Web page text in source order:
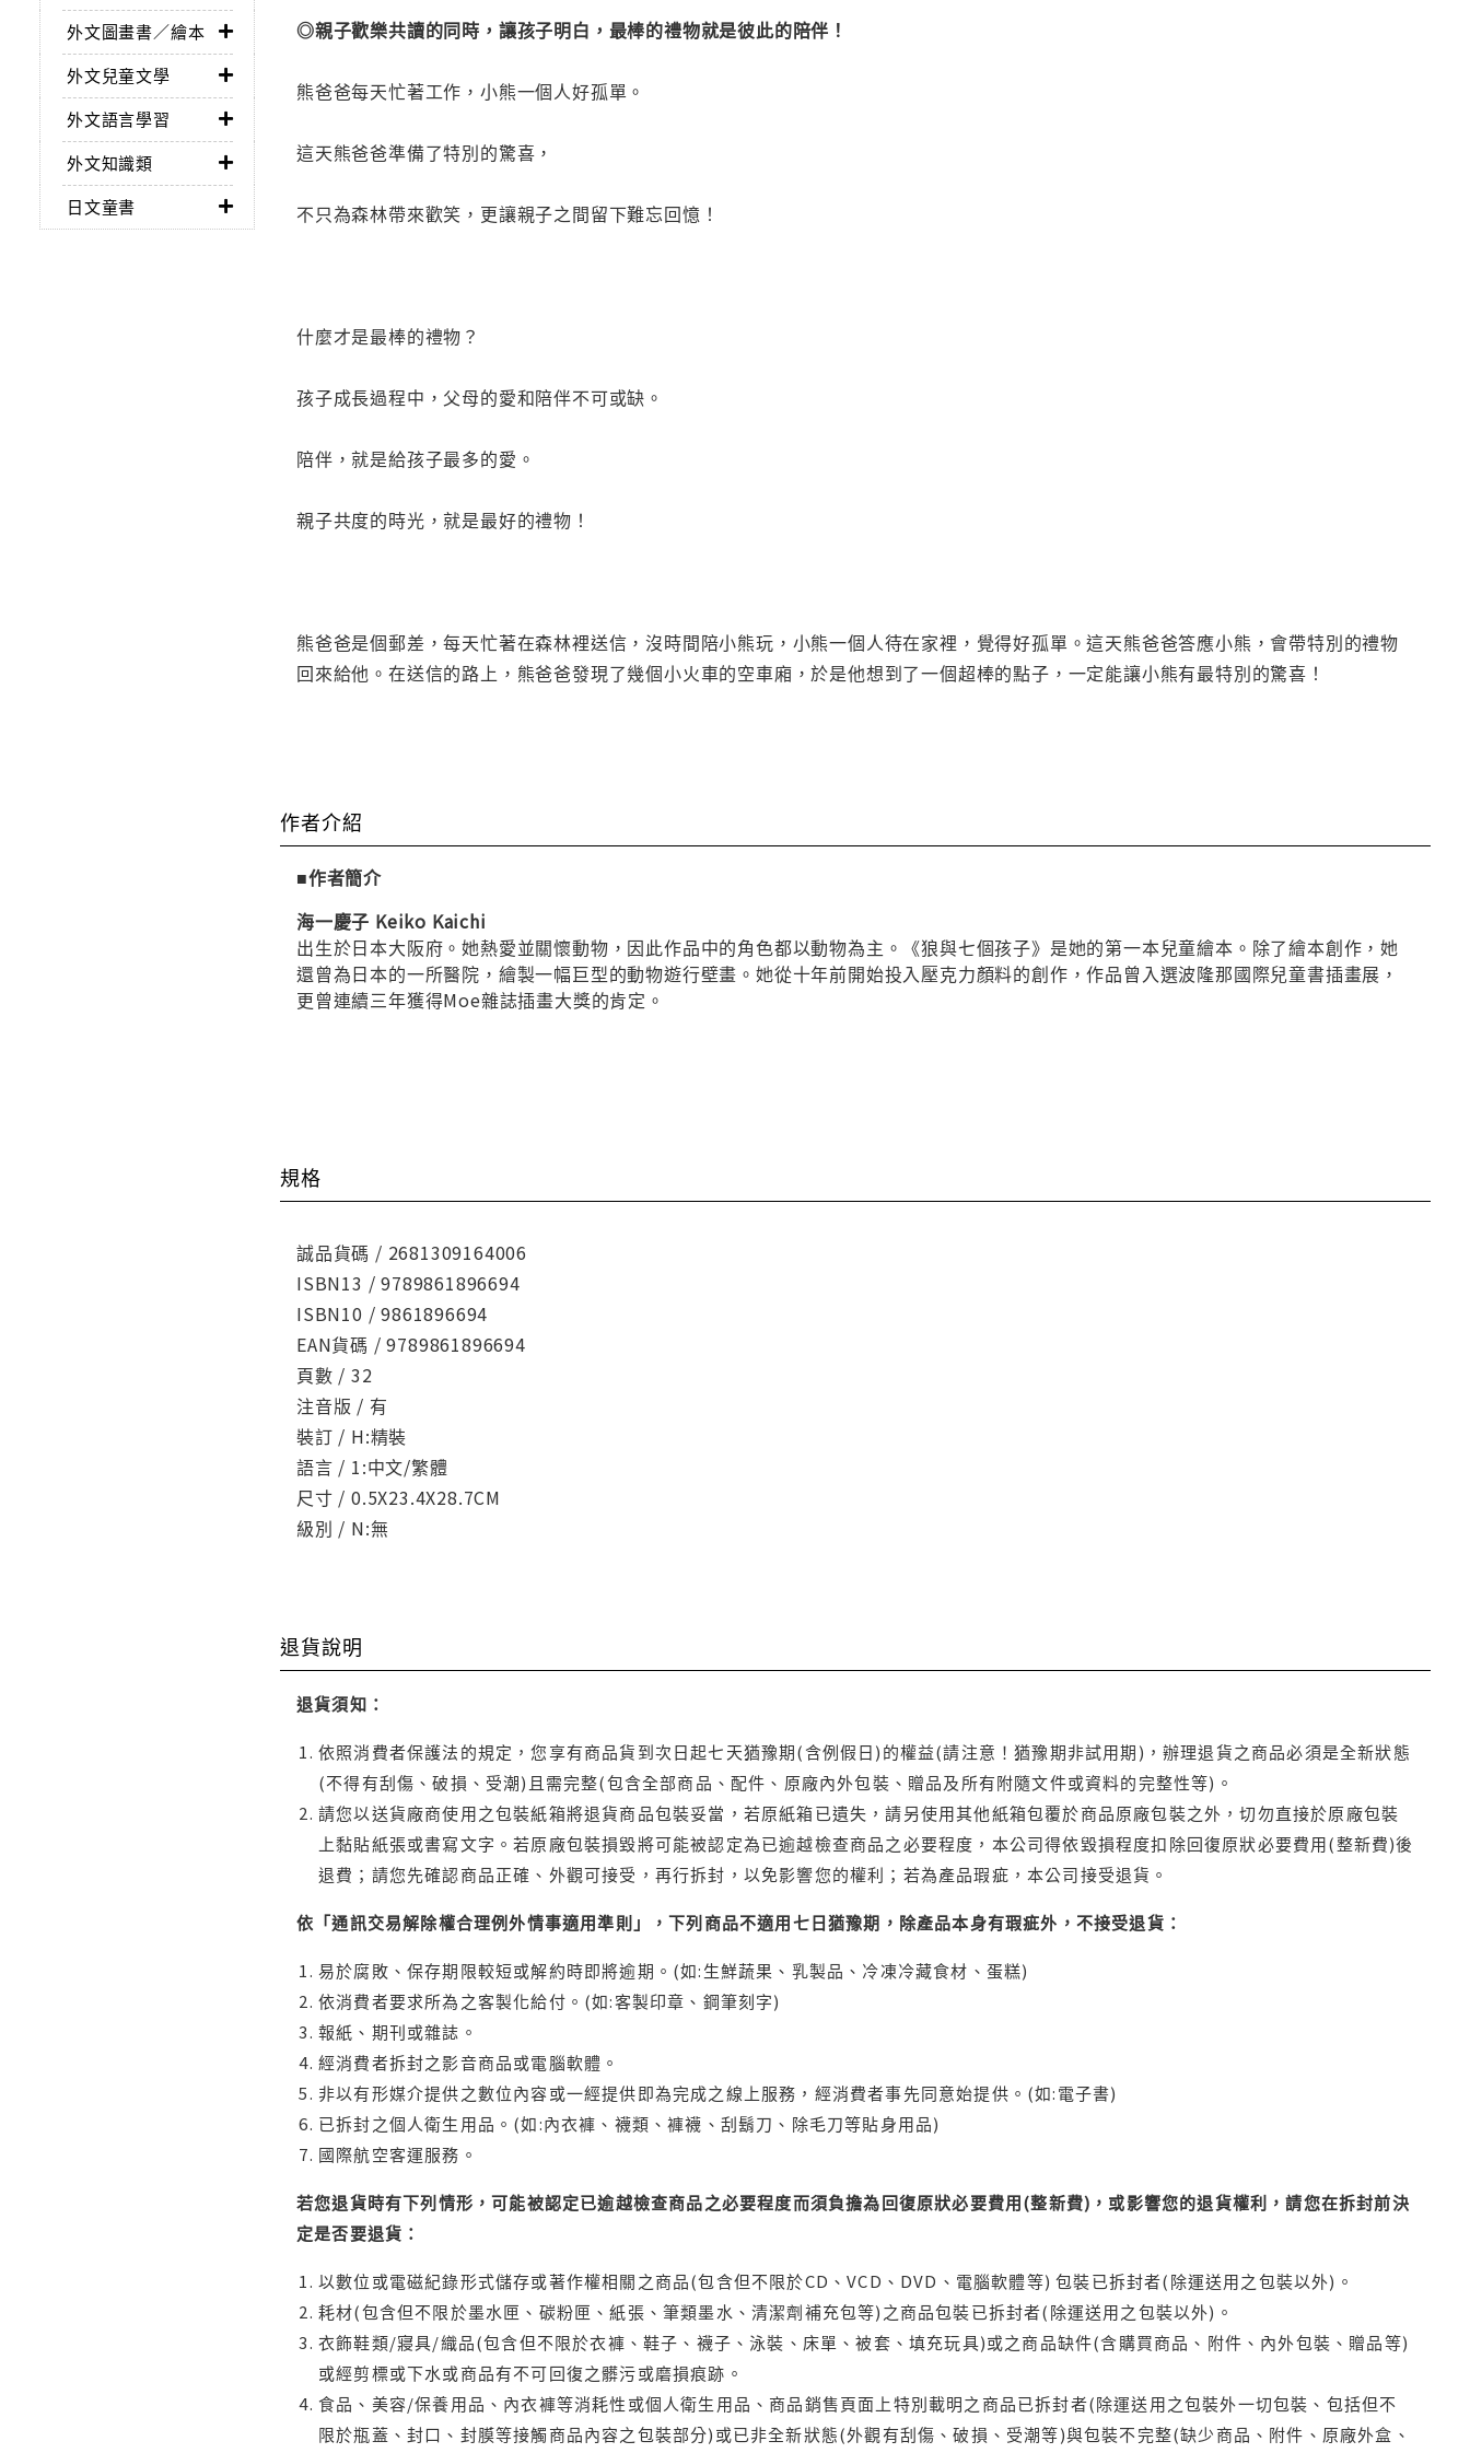
外文圖畫書／繪本
外文兒童文學
外文語言學習
外文知識類
日文童書
◎親子歡樂共讀的同時，讓孩子明白，最棒的禮物就是彼此的陪伴！
熊爸爸每天忙著工作，小熊一個人好孤單。
這天熊爸爸準備了特別的驚喜，
不只為森林帶來歡笑，更讓親子之間留下難忘回憶！
什麼才是最棒的禮物？
孩子成長過程中，父母的愛和陪伴不可或缺。
陪伴，就是給孩子最多的愛。
親子共度的時光，就是最好的禮物！
熊爸爸是個郵差，每天忙著在森林裡送信，沒時間陪小熊玩，小熊一個人待在家裡，覺得好孤單。這天熊爸爸答應小熊，會帶特別的禮物
回來給他。在送信的路上，熊爸爸發現了幾個小火車的空車廂，於是他想到了一個超棒的點子，一定能讓小熊有最特別的驚喜！
作者介紹
■作者簡介
海一慶子 Keiko Kaichi
出生於日本大阪府。她熱愛並關懷動物，因此作品中的角色都以動物為主。《狼與七個孩子》是她的第一本兒童繪本。除了繪本創作，她
還曾為日本的一所醫院，繪製一幅巨型的動物遊行壁畫。她從十年前開始投入壓克力顏料的創作，作品曾入選波隆那國際兒童書插畫展，
更曾連續三年獲得Moe雜誌插畫大獎的肯定。
規格
誠品貨碼 / 2681309164006
ISBN13 / 9789861896694
ISBN10 / 9861896694
EAN貨碼 / 9789861896694
頁數 / 32
注音版 / 有
裝訂 / H:精裝
語言 / 1:中文/繁體
尺寸 / 0.5X23.4X28.7CM
級別 / N:無
退貨說明
退貨須知：
依照消費者保護法的規定，您享有商品貨到次日起七天猶豫期(含例假日)的權益(請注意！猶豫期非試用期)，辦理退貨之商品必須是全新狀態
(不得有刮傷、破損、受潮)且需完整(包含全部商品、配件、原廠內外包裝、贈品及所有附隨文件或資料的完整性等)。
請您以送貨廠商使用之包裝紙箱將退貨商品包裝妥當，若原紙箱已遺失，請另使用其他紙箱包覆於商品原廠包裝之外，切勿直接於原廠包裝
上黏貼紙張或書寫文字。若原廠包裝損毀將可能被認定為已逾越檢查商品之必要程度，本公司得依毀損程度扣除回復原狀必要費用(整新費)後
退費；請您先確認商品正確、外觀可接受，再行拆封，以免影響您的權利；若為產品瑕疵，本公司接受退貨。
依「通訊交易解除權合理例外情事適用準則」，下列商品不適用七日猶豫期，除產品本身有瑕疵外，不接受退貨：
易於腐敗、保存期限較短或解約時即將逾期。(如:生鮮蔬果、乳製品、冷凍冷藏食材、蛋糕)
依消費者要求所為之客製化給付。(如:客製印章、鋼筆刻字)
報紙、期刊或雜誌。
經消費者拆封之影音商品或電腦軟體。
非以有形媒介提供之數位內容或一經提供即為完成之線上服務，經消費者事先同意始提供。(如:電子書)
已拆封之個人衛生用品。(如:內衣褲、襪類、褲襪、刮鬍刀、除毛刀等貼身用品)
國際航空客運服務。
若您退貨時有下列情形，可能被認定已逾越檢查商品之必要程度而須負擔為回復原狀必要費用(整新費)，或影響您的退貨權利，請您在拆封前決
定是否要退貨：
以數位或電磁紀錄形式儲存或著作權相關之商品(包含但不限於CD、VCD、DVD、電腦軟體等) 包裝已拆封者(除運送用之包裝以外)。
耗材(包含但不限於墨水匣、碳粉匣、紙張、筆類墨水、清潔劑補充包等)之商品包裝已拆封者(除運送用之包裝以外)。
衣飾鞋類/寢具/織品(包含但不限於衣褲、鞋子、襪子、泳裝、床單、被套、填充玩具)或之商品缺件(含購買商品、附件、內外包裝、贈品等)
或經剪標或下水或商品有不可回復之髒污或磨損痕跡。
食品、美容/保養用品、內衣褲等消耗性或個人衛生用品、商品銷售頁面上特別載明之商品已拆封者(除運送用之包裝外一切包裝、包括但不
限於瓶蓋、封口、封膜等接觸商品內容之包裝部分)或已非全新狀態(外觀有刮傷、破損、受潮等)與包裝不完整(缺少商品、附件、原廠外盒、